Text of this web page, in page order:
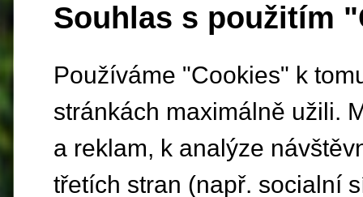
Souhlas s použitím
Používáme "Cookies" k
stránkách maximálně užili.
a reklam, k analýze
třetích stran (např. socialní